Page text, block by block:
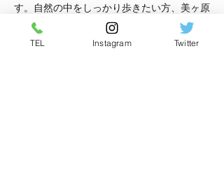
す。自然の中をしっかり歩きたい方、美ヶ原
の景色をゆっくり楽しみたい方に向いていま
す。TEL Instagram Twitter